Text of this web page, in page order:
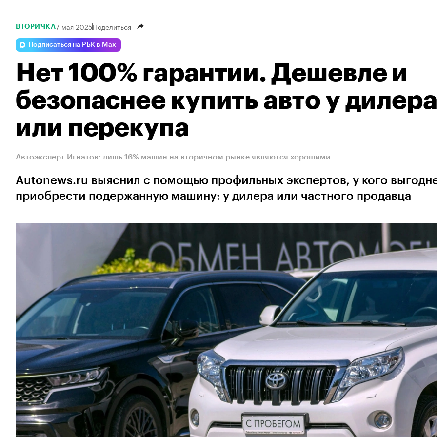
ВТОРИЧКА7 мая 2025Поделиться
Подписаться на РБК в Max
Нет 100% гарантии. Дешевле и
безопаснее купить авто у дилера
или перекупа
Автоэксперт Игнатов: лишь 16% машин на вторичном рынке являются хорошими
Autonews.ru выяснил с помощью профильных экспертов, у кого
приобрести подержанную машину: у дилера или частного продавца